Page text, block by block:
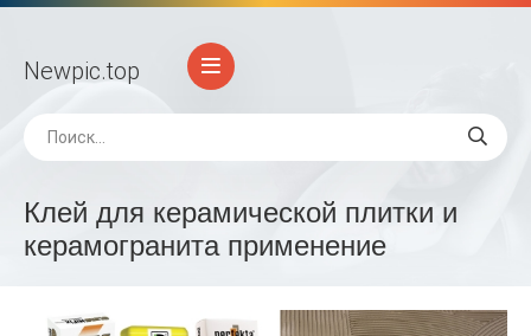
Newpic.top
Клей для керамической плитки и
керамогранита применение